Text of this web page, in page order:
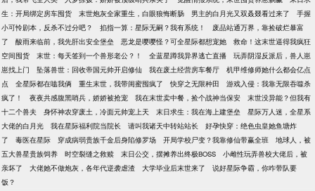
生：开局绑定房车囤货
末世炮灰全家重生，白眼狼悔断肠 男主的白月光又双叒叕看过来了
手握
小可怜剧本，反杀不过分吧？
掐指一算：星际无嗣？我有系统！
废品站通万界，靠捡破烂暴富
了
酸雨来临前，我先肝出安全堡垒 恶龙是嘤嘤怪？可全星际都想宠她
救命！这末世逼得我疯狂
空间囤货
末世：每天签到一个兽形老公？！ 全蓝星蹲我异界逃亡直播
玩弄阴湿反派后，兽人崽
崽找上门
坠落兽世：回收帝国元帅开启修仙 我在废土经营房车餐厅
机甲维修师她什么都会亿点
点
全星际都在嗑我俩 重生末世，我带闺蜜囤疯了 快穿之无限种田
游戏入侵：我靠无限吞噬杀
疯了！
夜夜共感腹黑哨兵，娇娇被抢宠 我在末世卖中餐，捡个战神当保安
末世没异能？但我有
十二个兽夫
身怀神农穿废土，冷面元帅宠上天 末日求生：我在海上建堡垒
星际万人迷，全星系
大佬的白月光
我在星际福利院当院长 请叫我诸天中转站站长
好孕快穿：绝色虫皇她鱼塘炸
了
毒医在星际 穿成病弱贵族千金后身陷修罗场 开局学校尸变？我靠修仙带赢全班
地球人，被
五大兽星贵族饲养
时空裂缝之救赎 末日公交，摆摊养出终极BOSS
小雌性玩弄兽校大佬后，被
亲坏了
大佬她不做炮灰，各年代逆袭虐渣 大学毕业后末世来了
说好星际争霸，你咋带队要
饭？